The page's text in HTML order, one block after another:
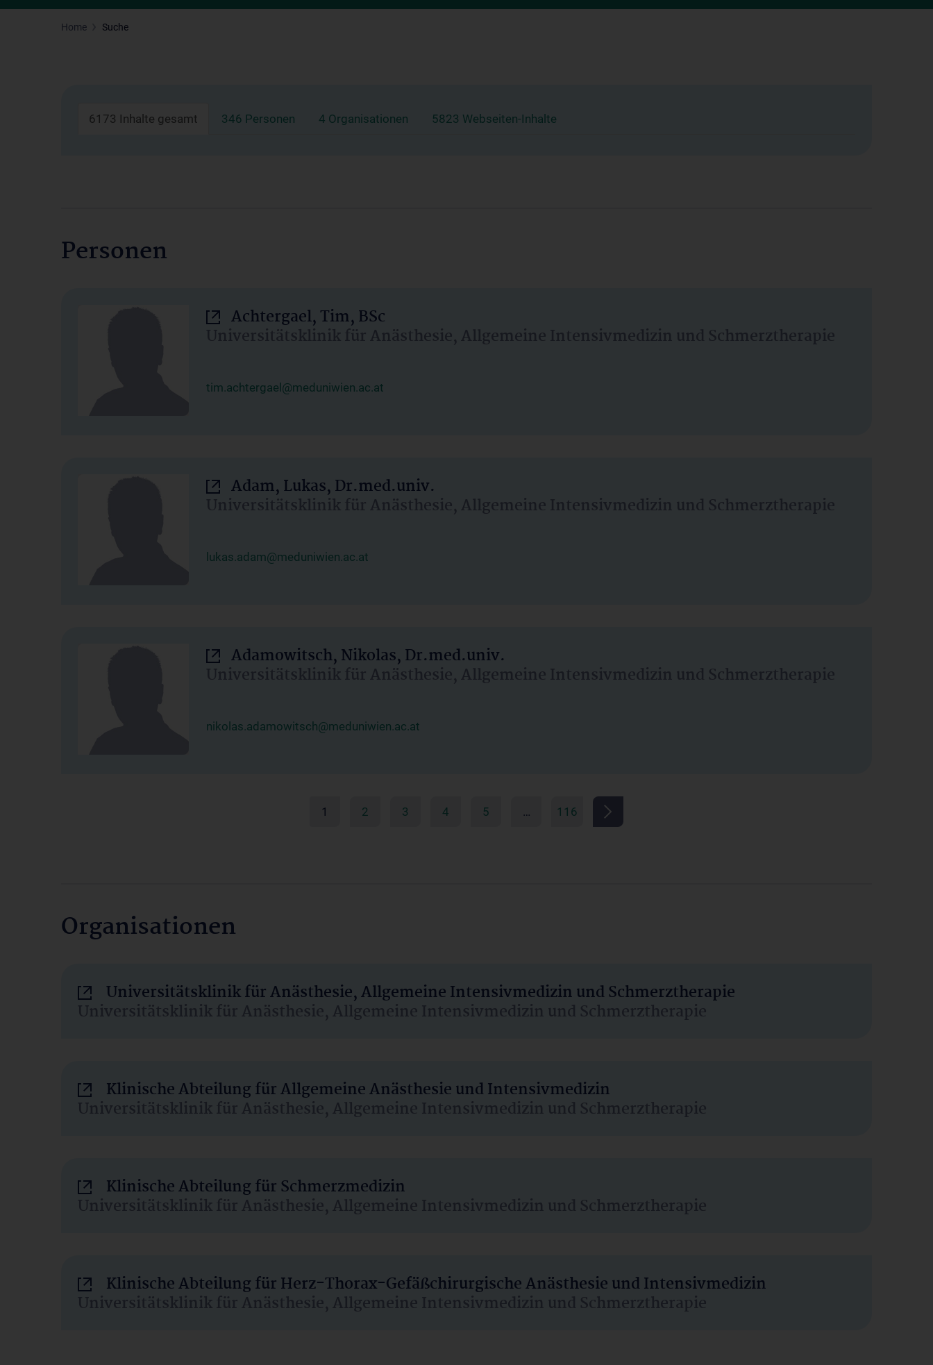
Home Suche
6173 Inhalte gesamt 346 Personen 4 Organisationen 5823 Webseiten-Inhalte
Personen
Achtergael, Tim, BSc
Universitätsklinik für Anästhesie, Allgemeine Intensivmedizin und Schmerztherapie
tim.achtergael@meduniwien.ac.at
Adam, Lukas, Dr.med.univ.
Universitätsklinik für Anästhesie, Allgemeine Intensivmedizin und Schmerztherapie
lukas.adam@meduniwien.ac.at
Adamowitsch, Nikolas, Dr.med.univ.
Universitätsklinik für Anästhesie, Allgemeine Intensivmedizin und Schmerztherapie
nikolas.adamowitsch@meduniwien.ac.at
1 2 3 4 5 … 116
Organisationen
Universitätsklinik für Anästhesie, Allgemeine Intensivmedizin und Schmerztherapie
Universitätsklinik für Anästhesie, Allgemeine Intensivmedizin und Schmerztherapie
Klinische Abteilung für Allgemeine Anästhesie und Intensivmedizin
Universitätsklinik für Anästhesie, Allgemeine Intensivmedizin und Schmerztherapie
Klinische Abteilung für Schmerzmedizin
Universitätsklinik für Anästhesie, Allgemeine Intensivmedizin und Schmerztherapie
Klinische Abteilung für Herz-Thorax-Gefäßchirurgische Anästhesie und Intensivmedizin
Universitätsklinik für Anästhesie, Allgemeine Intensivmedizin und Schmerztherapie